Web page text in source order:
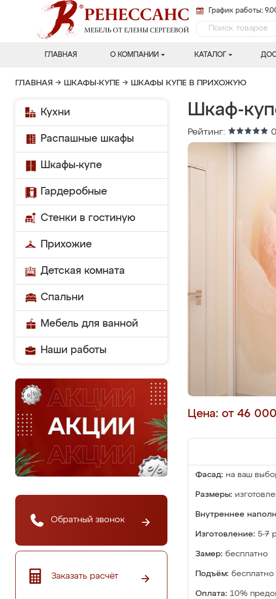
График работы:
ГЛАВНАЯ О КОМПАНИИ КАТАЛОГ
ГЛАВНАЯ → ШКАФЫ-КУПЕ → ШКАФЫ КУПЕ В ПРИХОЖУЮ
Кухни
Распашные шкафы
Шкафы-купе
Гардеробные
Стенки в гостиную
Прихожие
Детская комната
Спальни
Мебель для ванной
Наши работы
Обратный звонок
Заказать расчёт
Шкаф-
Рейтинг:
Цена: от 46
Фасад: на ваш
Размеры:
Внутреннее
Изготовление: 5-7
Замер: бесплатно
Подъём: бесплатно
Оплата: 10%